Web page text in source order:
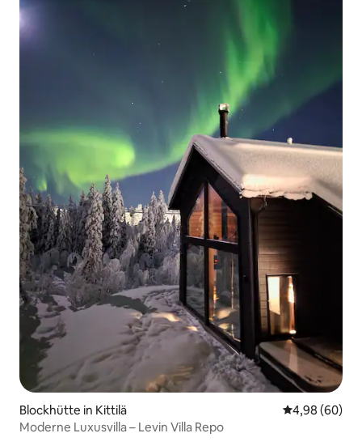
Blockhütte in Kittilä
4,98 (60)
Moderne Luxusvilla – Levin Villa Repo